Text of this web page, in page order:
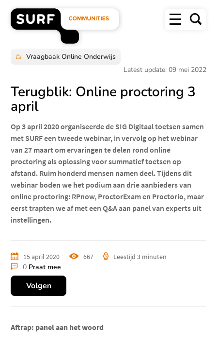
Overslaan
naarSURF
homepage"
Menu
Terugblik: Online proctoring 3
april
Vraagbaak Online Onderwijs
Latest update: 09 mei 2022
Op 3 april 2020 organiseerde de SIG Digitaal toetsen samen
met SURF een tweede webinar, in vervolg op het webinar
van 27 maart om ervaringen te delen rond online
proctoring als oplossing voor summatief toetsen op
afstand. Ruim honderd mensen namen deel. Tijdens dit
webinar boden we het podium aan drie aanbieders van
online proctoring: RPnow, ProctorExam en Proctorio, maar
eerst trapten we af met een Q&A aan panel van experts uit
instellingen.
15 april 2020 667 keer
Leestijd 3 minuten
0 Praat mee
Volgen
Aftrap: panel aan het woord